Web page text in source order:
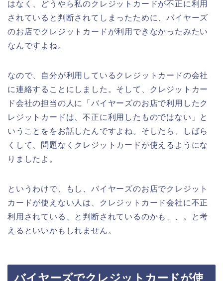
はなく、どうやら私のクレジットカードが不正に利用
されていると判断されてしまったために、バイヤーズ
のお店でクレジットカードが利用できなかったみたい
なんですよね。
なので、自分が利用しているクレジットカードの会社
に連絡することにしました。そして、クレジットカー
ド会社の担当の人に「バイヤーズのお店で利用したク
レジットカードは、不正に利用したものではない」と
いうことををお話したんですよね。そしたら、しばら
くして、問題なくクレジットカードが使えるようにな
りましたよ。
というわけで、もし、バイヤーズのお店でクレジット
カードが使えない人は、クレジットカード会社に不正
利用されている、と判断されているのかも、、。と考
えるといいかもしれません。
バイヤーズでクレジットカードが使